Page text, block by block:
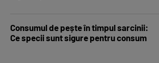
Consumul de pește în timpul sarcinii:
Ce specii sunt sigure pentru consum